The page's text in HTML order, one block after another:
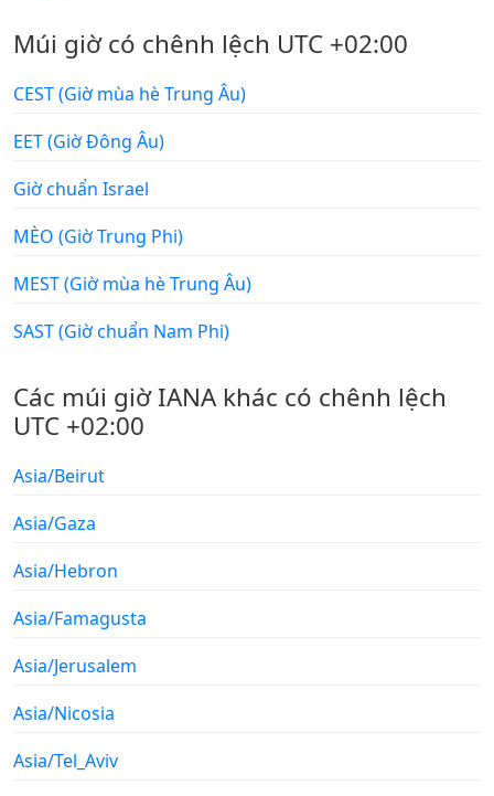
Múi giờ có chênh lệch UTC +02:00
CEST (Giờ mùa hè Trung Âu)
EET (Giờ Đông Âu)
Giờ chuẩn Israel
MÈO (Giờ Trung Phi)
MEST (Giờ mùa hè Trung Âu)
SAST (Giờ chuẩn Nam Phi)
Các múi giờ IANA khác có chênh lệch
UTC +02:00
Asia/Beirut
Asia/Gaza
Asia/Hebron
Asia/Famagusta
Asia/Jerusalem
Asia/Nicosia
Asia/Tel_Aviv